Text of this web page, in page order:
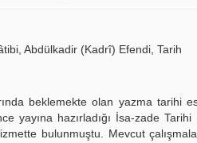
Abdülkadir (Kadrî) Efendi, Tarih
beklemekte olan yazma tarihi
yayına hazırladığı İsa-zade
bulunmuştu. Mevcut